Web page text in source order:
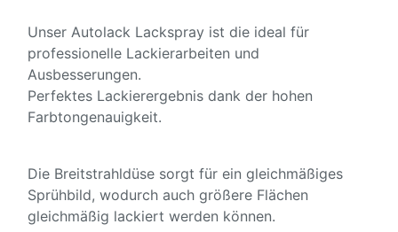
Unser Autolack Lackspray ist die ideal für
professionelle Lackierarbeiten und
Ausbesserungen.
Perfektes Lackierergebnis dank der hohen
Farbtongenauigkeit.
Die Breitstrahldüse sorgt für ein gleichmäßiges
Sprühbild, wodurch auch größere Flächen
gleichmäßig lackiert werden können.